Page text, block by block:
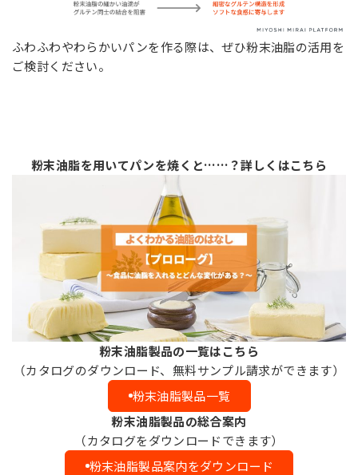
ふわふわやわらかいパンを作る際は、ぜひ粉末油脂の活用を
ご検討ください。
粉末油脂を用いてパンを焼くと……？詳しくはこちら
粉末油脂製品の一覧はこちら
（カタログのダウンロード、無料サンプル請求ができます）
粉末油脂製品一覧
粉末油脂製品の総合案内
（カタログをダウンロードできます）
粉末油脂製品案内をダウンロード